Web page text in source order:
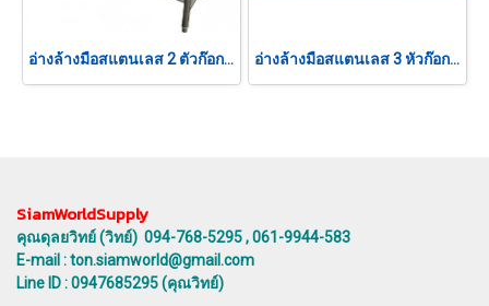
อ่างล้างมือสแตนเลส 2 ตัวก๊อก แบบเข่าดัน อ่างล้างมือสแตนเลส 3 หัวก๊อก เซ็นเซอร์
SiamWorldSupply
คุณดุลยวิทย์ (วิทย์) 094-768-5295 , 061-9944-583
E-mail : ton.siamworld@gmail.com
Line ID : 0947685295 (คุณวิทย์)